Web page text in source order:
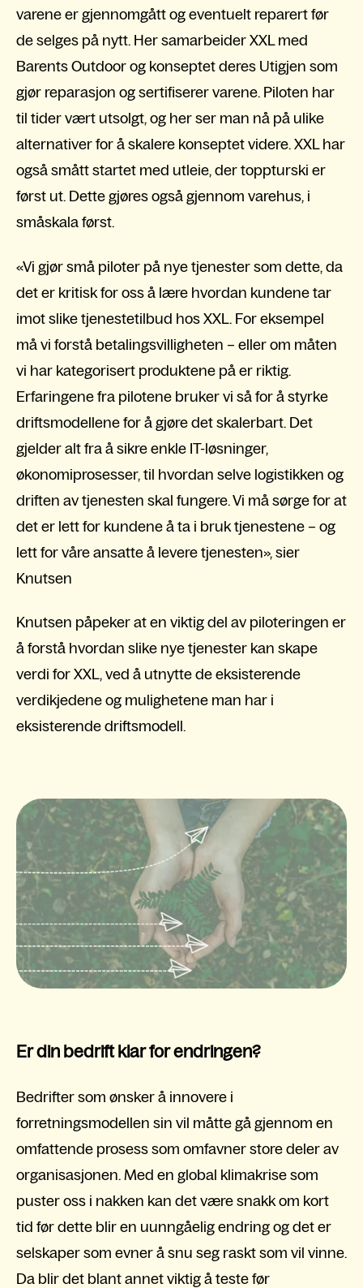
varene er gjennomgått og eventuelt reparert før
de selges på nytt. Her samarbeider XXL med
Barents Outdoor og konseptet deres Utigjen som
gjør reparasjon og sertifiserer varene. Piloten har
til tider vært utsolgt, og her ser man nå på ulike
alternativer for å skalere konseptet videre. XXL har
også smått startet med utleie, der toppturski er
først ut. Dette gjøres også gjennom varehus, i
småskala først.
«Vi gjør små piloter på nye tjenester som dette, da
det er kritisk for oss å lære hvordan kundene tar
imot slike tjenestetilbud hos XXL. For eksempel
må vi forstå betalingsvilligheten – eller om måten
vi har kategorisert produktene på er riktig.
Erfaringene fra pilotene bruker vi så for å styrke
driftsmodellene for å gjøre det skalerbart. Det
gjelder alt fra å sikre enkle IT-løsninger,
økonomiprosesser, til hvordan selve logistikken og
driften av tjenesten skal fungere. Vi må sørge for at
det er lett for kundene å ta i bruk tjenestene – og
lett for våre ansatte å levere tjenesten», sier
Knutsen
Knutsen påpeker at en viktig del av piloteringen er
å forstå hvordan slike nye tjenester kan skape
verdi for XXL, ved å utnytte de eksisterende
verdikjedene og mulighetene man har i
eksisterende driftsmodell.
Er din bedrift klar for endringen?
Bedrifter som ønsker å innovere i
forretningsmodellen sin vil måtte gå gjennom en
omfattende prosess som omfavner store deler av
organisasjonen. Med en global klimakrise som
puster oss i nakken kan det være snakk om kort
tid før dette blir en uunngåelig endring og det er
selskaper som evner å snu seg raskt som vil vinne.
Da blir det blant annet viktig å teste før